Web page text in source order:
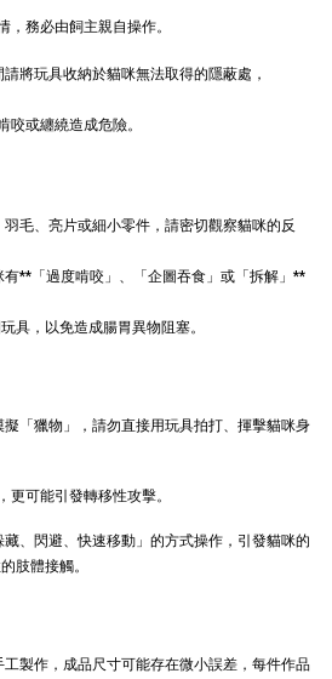
德國 Aumüller 奧咪樂
毛毛浣熊｜貓薄荷+木天
蓼+纈草根 三效貓草玩具
NT$ 300 TWD
+119加購greenies 健綠貓貓潔牙餅
｜潔牙餅
，務必由飼主親自操作。
將玩具收納於貓咪無法取得的隱蔽處，
咬或纏繞造成危險。
毛、亮片或細小零件，請密切觀察貓咪的反
**「過度啃咬」、「企圖吞食」或「拆解」**
具，以免造成腸胃異物阻塞。
「獵物」，請勿直接用玩具拍打、揮擊貓咪身
更可能引發轉移性攻擊。
、閃避、快速移動」的方式操作，引發貓咪的
肢體接觸。
工製作，成品尺寸可能存在微小誤差，每件作品